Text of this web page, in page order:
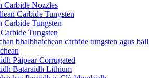
Carbide Nozzles
Carbide Tungsten
Carbide Tungsten
Tungsten
bhalbhaichean carbide tungsten agus ball
Pàipear Corrugated
Bataraidh Lithium